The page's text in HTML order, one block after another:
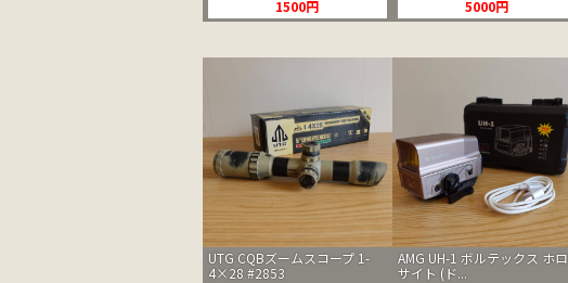
1500円
5000円
UTG CQBズームスコープ 1-
4×28 #2853
AMG UH-1 ボルテックス ホロ
サイト (ド...